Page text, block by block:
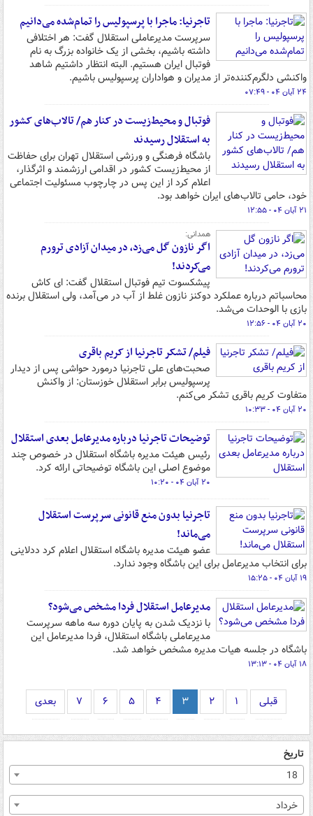
تاجرنیا: ماجرا با پرسپولیس را تمام‌شده می‌دانیم
سرپرست مدیرعاملی استقلال گفت: هر اختلافی
داشته باشیم، بخشی از یک خانواده بزرگ به نام
فوتبال ایران هستیم. البته انتظار داشتیم شاهد
واکنشی دلگرم‌کننده‌تر از مدیران و هواداران پرسپولیس باشیم.
۲۴ آبان ۰۴ - ۰۷:۴۹
فوتبال و محیط‌زیست در کنار هم/ تالاب‌های کشور
به استقلال رسیدند
باشگاه فرهنگی و ورزشی استقلال تهران برای حفاظت
از محیط‌زیست کشور در اقدامی ارزشمند و اثرگذار،
اعلام کرد از این پس در چارچوب مسئولیت اجتماعی
خود، حامی تالاب‌های ایران خواهد بود.
۲۱ آبان ۰۴ - ۱۲:۵۵
همدانی:
اگر نازون گل می‌زد، در میدان آزادی ترورم
می‌کردند!
پیشکسوت تیم فوتبال استقلال گفت: ای کاش
محاسباتم درباره عملکرد دوکنز نازون غلط از آب در می‌آمد، ولی استقلال برنده
بازی با الوحدات می‌شد.
۲۰ آبان ۰۴ - ۱۲:۵۶
فیلم/ تشکر تاجرنیا از کریم باقری
صحبت‌های علی تاجرنیا درمورد حواشی پس از دیدار
پرسپولیس برابر استقلال خوزستان: از واکنش
متفاوت کریم باقری تشکر می‌کنم.
۲۰ آبان ۰۴ - ۱۰:۳۳
توضیحات تاجرنیا درباره مدیرعامل بعدی استقلال
رئیس هیئت مدیره باشگاه استقلال در خصوص چند
موضوع اصلی این باشگاه توضیحاتی ارائه کرد.
۲۰ آبان ۰۴ - ۱۰:۲۰
تاجرنیا بدون منع قانونی سرپرست استقلال
می‌ماند!
عضو هیئت مدیره باشگاه استقلال اعلام کرد ددلاینی
برای انتخاب مدیرعامل برای این باشگاه وجود ندارد.
۱۹ آبان ۰۴ - ۱۵:۲۵
مدیرعامل استقلال فردا مشخص می‌شود؟
با نزدیک شدن به پایان دوره سه ماهه سرپرست
مدیرعاملی باشگاه استقلال، فردا مدیرعامل این
باشگاه در جلسه هیات مدیره مشخص خواهد شد.
۱۸ آبان ۰۴ - ۱۳:۱۳
قبلی ۱ ۲ ۳ ۴ ۵ ۶ ۷ بعدی
تاریخ
18
خرداد